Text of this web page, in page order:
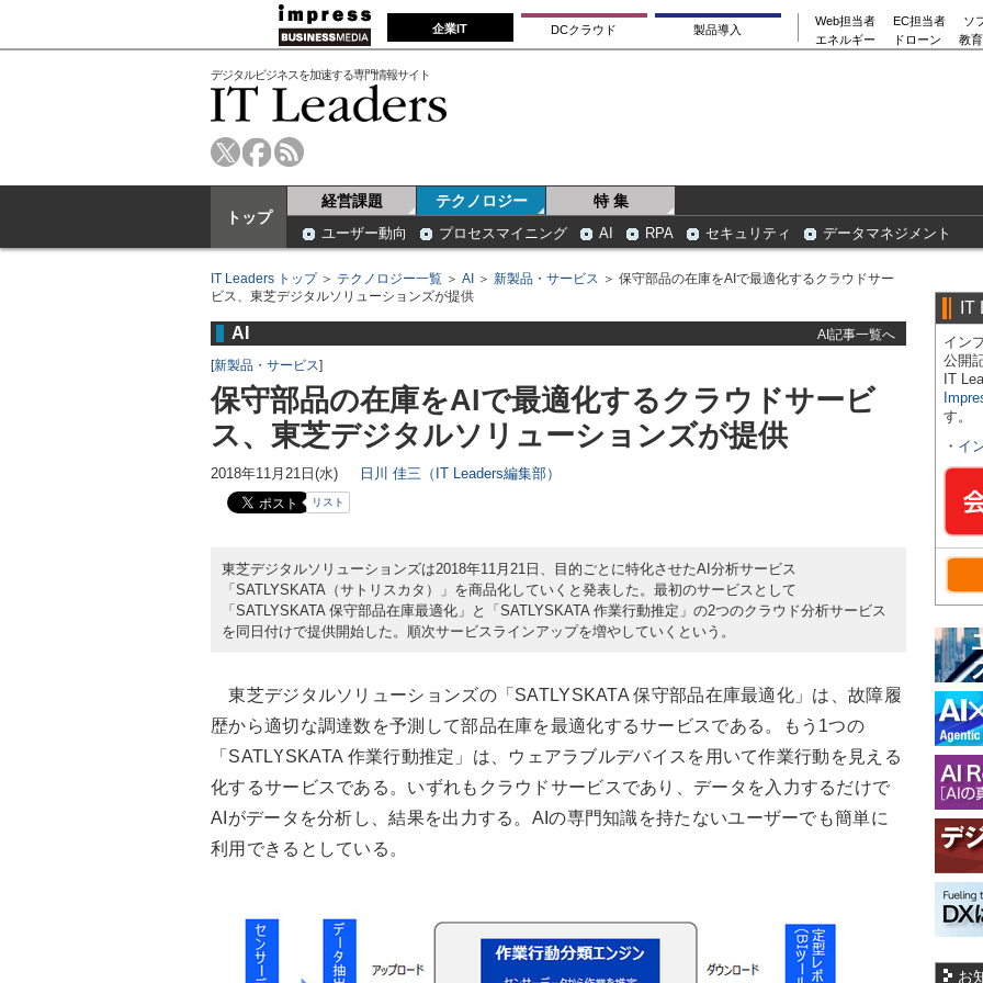
企業IT DCクラウド 製品導入
Web担当者 EC担当者
ソ
エネルギー
ドローン 教
デジタルビジネスを加速する専門情報サイト
トップ
経営課題 テクノロジー 特 集
ユーザー動向 プロセスマイニング AI RPA セキュリティ データマネジメント
IT Leaders トップ＞ テクノロジー一覧 ＞ AI ＞ 新製品・サービス ＞ 保守部品の在庫をAIで最適化するクラウドサー
ビス、東芝デジタルソリューションズが提供
AI
AI記事一覧へ
[新製品・サービス]
保守部品の在庫をAIで最適化するクラウドサービ
ス、東芝デジタルソリューションズが提供
2018年11月21日(水) 日川 佳三（IT Leaders編集部）
リスト
東芝デジタルソリューションズは2018年11月21日、目的ごとに特化させたAI分析サービス
「SATLYSKATA（サトリスカタ）」を商品化していくと発表した。最初のサービスとして
「SATLYSKATA 保守部品在庫最適化」と「SATLYSKATA 作業行動推定」の2つのクラウド分析サービス
を同日付けで提供開始した。順次サービスラインアップを増やしていくという。
東芝デジタルソリューションズの「SATLYSKATA 保守部品在庫最適化」は、故障履
歴から適切な調達数を予測して部品在庫を最適化するサービスである。もう1つの
「SATLYSKATA 作業行動推定」は、ウェアラブルデバイスを用いて作業行動を見える
化するサービスである。いずれもクラウドサービスであり、データを入力するだけで
AIがデータを分析し、結果を出力する。AIの専門知識を持たないユーザーでも簡単に
利用できるとしている。
IT
イン
公開
IT
す。
・ イ
お